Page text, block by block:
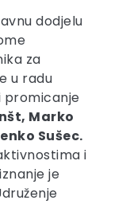
dodjelu
za
u radu
promicanje
Marko
Sušec.
i
je